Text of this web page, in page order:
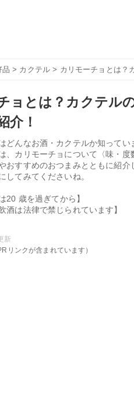
品 > カクテル > カリモーチョとは？
ョとは？カクテル
介！
どんなお酒・カクテルか知って
、カリモーチョについて〈味・
おすすめのおつまみとともに紹
してみてくださいね。
20 歳を過ぎてから】
酒は法律で禁じられています】
新
リンクが含まれています）